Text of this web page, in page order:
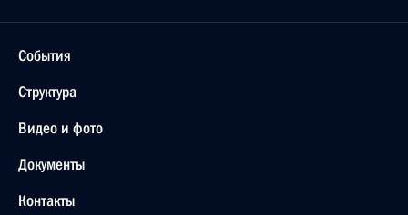
События
Структура
Видео и фото
Документы
Контакты